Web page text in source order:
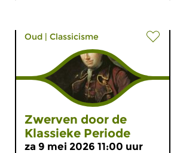
Oud | Classicisme
Zwerven door de
Klassieke Periode
za 9 mei 2026 11:00 uur